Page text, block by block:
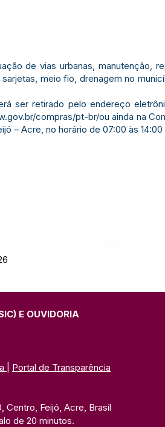
de vias urbanas, manutenção,
meio fio, drenagem no
ser retirado pelo endereço
compras/pt-br/ou ainda na
– Acre, no horário de 07:00 às 14:00
E OUVIDORIA
Portal de Transparência
Centro, Feijó, Acre, Brasil
de 20 minutos.